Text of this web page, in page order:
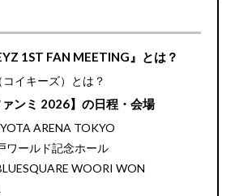
1ST FAN MEETING』とは？
イキーズ）とは？
ァンミ 2026】の日程・会場
ARENA TOKYO
ワールド記念ホール
WOORI WON